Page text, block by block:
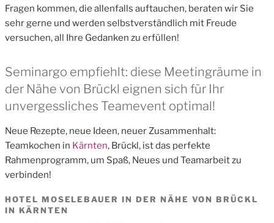
Fragen kommen, die allenfalls auftauchen, beraten wir Sie
sehr gerne und werden selbstverständlich mit Freude
versuchen, all Ihre Gedanken zu erfüllen!
Seminargo empfiehlt: diese Meetingräume in
der Nähe von Brückl eignen sich für Ihr
unvergessliches Teamevent optimal!
Neue Rezepte, neue Ideen, neuer Zusammenhalt:
Teamkochen in Kärnten, Brückl, ist das perfekte
Rahmenprogramm, um Spaß, Neues und Teamarbeit zu
verbinden!
HOTEL MOSELEBAUER IN DER NÄHE VON BRÜCKL
IN KÄRNTEN